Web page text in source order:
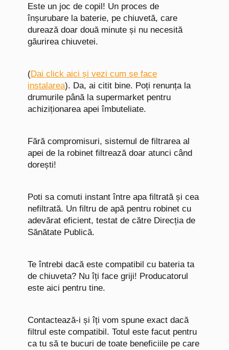
Este un joc de copil! Un proces de
înșurubare la baterie, pe chiuvetă, care
durează doar două minute și nu necesită
găurirea chiuvetei.
(Dai click aici și vezi cum se face
instalarea). Da, ai citit bine. Poți renunța la
drumurile până la supermarket pentru
achiziționarea apei îmbuteliate.
Fără compromisuri, sistemul de filtrarea al
apei de la robinet filtrează doar atunci când
dorești!
Poti sa comuti instant între apa filtrată și cea
nefiltrată. Un filtru de apă pentru robinet cu
adevărat eficient, testat de către Direcția de
Sănătate Publică.
Te întrebi dacă este compatibil cu bateria ta
de chiuveta? Nu îți face griji! Producatorul
este aici pentru tine.
Contactează-i și îți vom spune exact dacă
filtrul este compatibil. Totul este facut pentru
ca tu să te bucuri de toate beneficiile pe care